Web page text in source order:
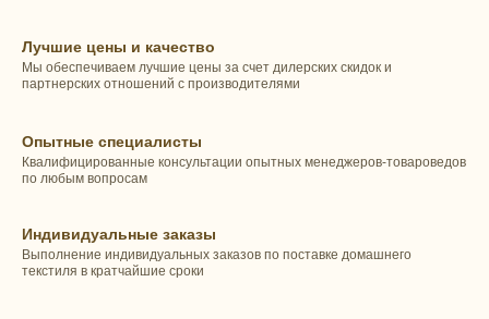
Лучшие цены и качество
Мы обеспечиваем лучшие цены за счет дилерских скидок и
партнерских отношений с производителями
Опытные специалисты
Квалифицированные консультации опытных менеджеров-товароведов
по любым вопросам
Индивидуальные заказы
Выполнение индивидуальных заказов по поставке домашнего
текстиля в кратчайшие сроки